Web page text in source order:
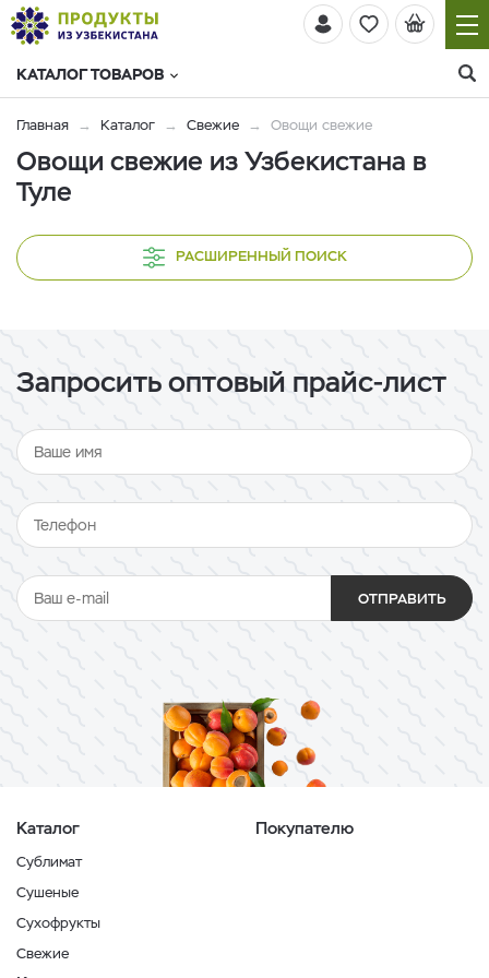
КАТАЛОГ ТОВАРОВ
Главная Каталог Свежие Овощи свежие
Овощи свежие из Узбекистана в
Туле
РАСШИРЕННЫЙ ПОИСК
Запросить оптовый прайс-лист
ОТПРАВИТЬ
Каталог
Сублимат
Сушеные
Сухофрукты
Свежие
Покупателю